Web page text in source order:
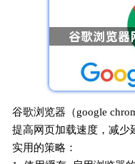
谷歌浏览器（google
提高网页加载速度，减少
实用的策略：